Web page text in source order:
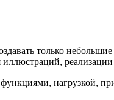
только
нагрузкой,